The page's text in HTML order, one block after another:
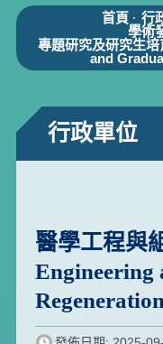
首頁 行
學術
專題研究及研究生
and
行政單位
醫學工程與
Engineering
Regeneration